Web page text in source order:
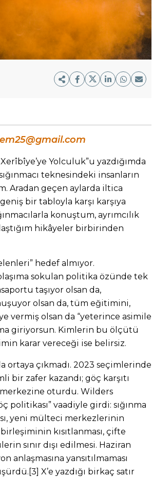
Yolculuk”u yazdığımda
teknesindeki insanların
Aradan geçen aylarda iltica
bir tabloyla karşı karşıya
konuştum, ayrımcılık
hikâyeler birbirinden
hedef almıyor.
sokulan politika özünde tek
taşıyor olsan da,
olsan da, tüm eğitimini,
vermiş olsan da “yeterince asimile
giriyorsun. Kimlerin bu ölçütü
karar vereceği ise belirsiz.
ortaya çıkmadı. 2023 seçimlerinde
bir zafer kazandı; göç karşıtı
oturdu. Wilders
politikası” vaadiyle girdi: sığınma
yeni mülteci merkezlerinin
kısıtlanması, çifte
sınır dışı edilmesi. Haziran
anlaşmasına yansıtılmaması
X’e yazdığı birkaç satır